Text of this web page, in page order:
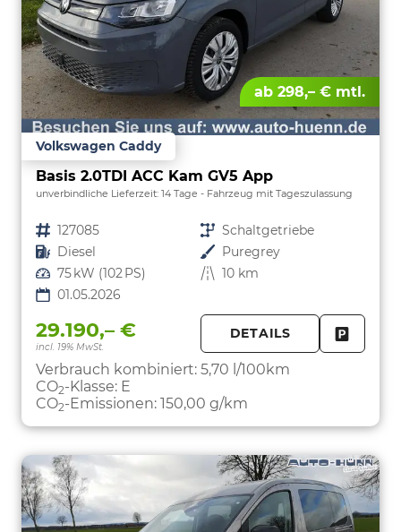
ab 298,– € mtl.
Volkswagen Caddy
Basis 2.0TDI ACC Kam GV5 App
unverbindliche Lieferzeit: 14 Tage Fahrzeug mit Tageszulassung
Fahrzeugnr. 127085 Getriebe Schaltgetriebe
Kraftstoff Diesel Außenfarbe Puregrey
Leistung 75 kW (102 PS) Kilometerstand 10 km
01.05.2026
29.190,– €
incl. 19% MwSt.
DETAILS
Verbrauch kombiniert: 5,70 l/100km
CO2-Klasse: E
CO2-Emissionen: 150,00 g/km